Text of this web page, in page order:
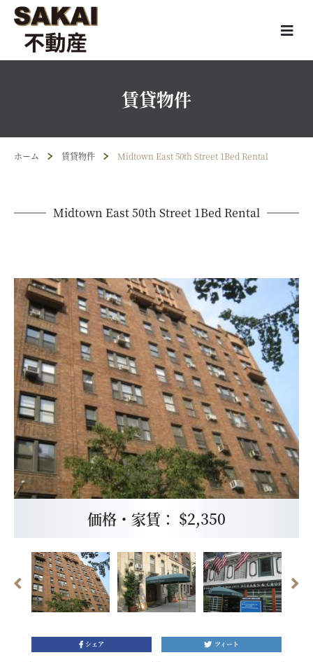
賃貸物件
ホーム 賃貸物件 Midtown East 50th Street 1Bed Rental
Midtown East 50th Street 1Bed Rental
価格・家賃： $2,350
シェア ツィート